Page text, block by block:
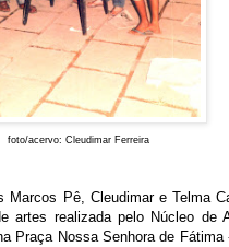
foto/acervo: Cleudimar Ferreira
Pê, Cleudimar e Telma
realizada pelo Núcleo de
Praça Nossa Senhora de